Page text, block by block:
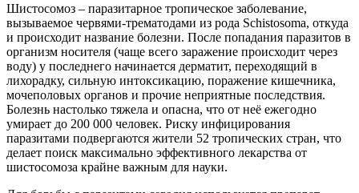
Шистосомоз – паразитарное тропическое заболевание,
вызываемое червями-трематодами из рода Schistosoma, откуда
и происходит название болезни. После попадания паразитов в
организм носителя (чаще всего заражение происходит через
воду) у последнего начинается дерматит, переходящий в
лихорадку, сильную интоксикацию, поражение кишечника,
мочеполовых органов и прочие неприятные последствия.
Болезнь настолько тяжела и опасна, что от неё ежегодно
умирает до 200 000 человек. Риску инфицирования
паразитами подвергаются жители 52 тропических стран, что
делает поиск максимально эффективного лекарства от
шистосомоза крайне важным для науки.